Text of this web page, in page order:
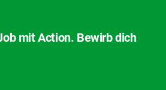
mit Action. Bewirb dich